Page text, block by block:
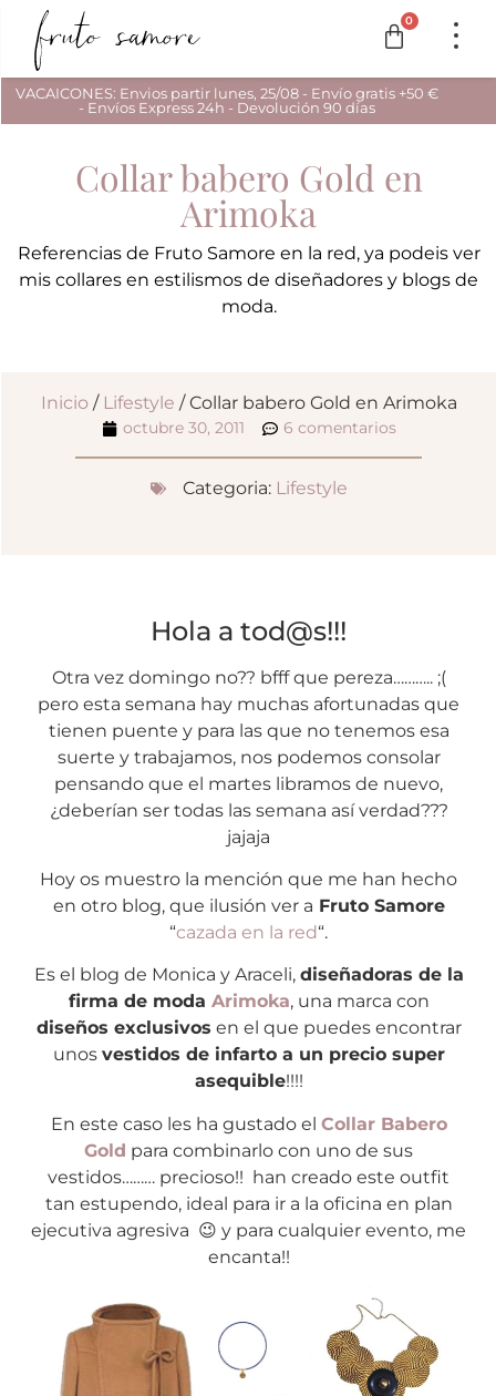
0
VACAICONES: Envios partir lunes, 25/08 - Envío gratis +50 €
- Envíos Express 24h - Devolución 90 días
Collar babero Gold en
Arimoka
Referencias de Fruto Samore en la red, ya podeis ver
mis collares en estilismos de diseñadores y blogs de
moda.
Inicio/ Lifestyle / Collar babero Gold en Arimoka
octubre 30, 2011 6 comentarios
Categoria: Lifestyle
Hola a tod@s!!!
Otra vez domingo no?? bfff que pereza……….. ;(
pero esta semana hay muchas afortunadas que
tienen puente y para las que no tenemos esa
suerte y trabajamos, nos podemos consolar
pensando que el martes libramos de nuevo,
¿deberían ser todas las semana así verdad???
jajaja
Hoy os muestro la mención que me han hecho
en otro blog, que ilusión ver a Fruto Samore
“cazada en la red“.
Es el blog de Monica y Araceli, diseñadoras de la
firma de moda Arimoka, una marca con
diseños exclusivos en el que puedes encontrar
unos vestidos de infarto a un precio super
asequible!!!!
En este caso les ha gustado el Collar Babero
Gold para combinarlo con uno de sus
vestidos……… precioso!! han creado este outfit
tan estupendo, ideal para ir a la oficina en plan
ejecutiva agresiva 😉 y para cualquier evento, me
encanta!!